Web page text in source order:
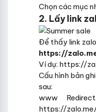
Chọn các mục
2. Lấy link
Để thấy link
https://
Ví dụ: https://
Cấu hình bản ghi
sau:
www
https://